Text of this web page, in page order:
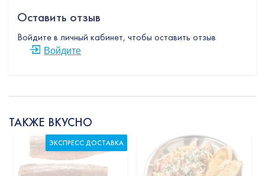
Оставить отзыв
Войдите в личный кабинет, чтобы оставить отзыв
Войдите
ТАКЖЕ ВКУСНО
ЭКСПРЕСС ДОСТАВКА